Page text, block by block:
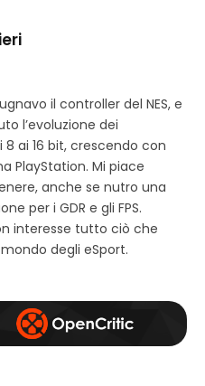
il controller del NES, e
l’evoluzione dei
ai 16 bit, crescendo con
PlayStation. Mi piace
anche se nutro una
per i GDR e gli FPS.
interesse tutto ciò che
degli eSport.